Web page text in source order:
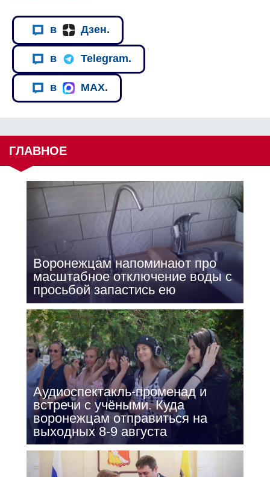
в Дзен.
в Telegram.
в MAX.
ГЛАВНОЕ
Воронежцам напоминают про
масштабное отключение воды с
просьбой запастись ею
Аудиоспектакль-променад и
встречи с учёными. Куда
воронежцам отправиться на
выходных 8-9 августа